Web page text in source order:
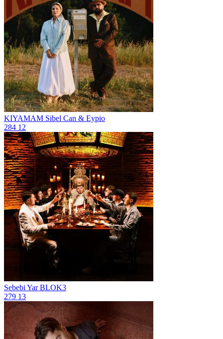
KIYAMAM Sibel Can & Eypio
284 12
Sebebi Yar BLOK3
279 13